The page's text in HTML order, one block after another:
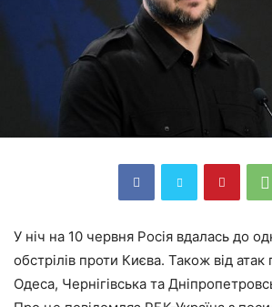
У ніч на 10 червня Росія вдалась до
обстрілів проти Києва. Також від
Одеса, Чернігівська та